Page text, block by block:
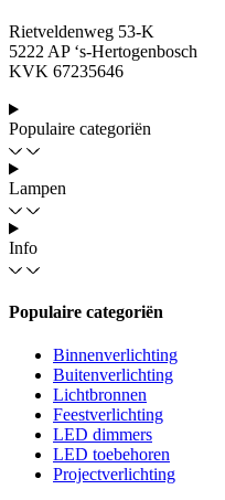
Rietveldenweg 53-K
5222 AP ‘s-Hertogenbosch
KVK 67235646
Populaire categoriën
Lampen
Info
Populaire categoriën
Binnenverlichting
Buitenverlichting
Lichtbronnen
Feestverlichting
LED dimmers
LED toebehoren
Projectverlichting